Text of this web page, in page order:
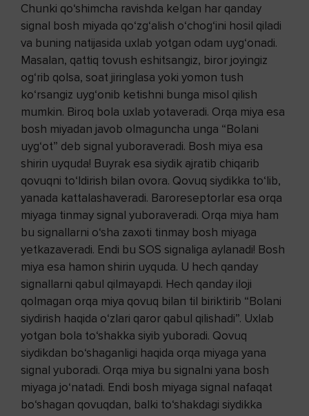
Chunki qo‘shimcha ravishda kelgan har qanday
signal bosh miyada qo‘zg‘alish o‘chog‘ini hosil qiladi
va buning natijasida uxlab yotgan odam uyg‘onadi.
Masalan, qattiq tovush eshitsangiz, biror joyingiz
og‘rib qolsa, soat jiringlasa yoki yomon tush
ko‘rsangiz uyg‘onib ketishni bunga misol qilish
mumkin. Biroq bola uxlab yotaveradi. Orqa miya esa
bosh miyadan javob olmaguncha unga “Bolani
uyg‘ot” deb signal yuboraveradi. Bosh miya esa
shirin uyquda! Buyrak esa siydik ajratib chiqarib
qovuqni to‘ldirish bilan ovora. Qovuq siydikka to‘lib,
yanada kattalashaveradi. Baroreseptorlar esa orqa
miyaga tinmay signal yuboraveradi. Orqa miya ham
bu signallarni o‘sha zaxoti tinmay bosh miyaga
yetkazaveradi. Endi bu SOS signaliga aylanadi! Bosh
miya esa hamon shirin uyquda. U hech qanday
signallarni qabul qilmayapdi. Hech qanday iloji
qolmagan orqa miya qovuq bilan til biriktirib “Bolani
siydirish haqida o‘zlari qaror qabul qilishadi”. Uxlab
yotgan bola to‘shakka siyib yuboradi. Qovuq
siydikdan bo‘shaganligi haqida orqa miyaga yana
signal yuboradi. Orqa miya bu signalni yana bosh
miyaga jo‘natadi. Endi bosh miyaga signal nafaqat
bo‘shagan qovuqdan, balki to‘shakdagi siydikka